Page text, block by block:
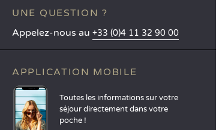
UNE QUESTION ?
Appelez-nous au +33 (0)4 11 32 90 00
APPLICATION MOBILE
Toutes les informations sur votre
séjour directement dans votre
poche !